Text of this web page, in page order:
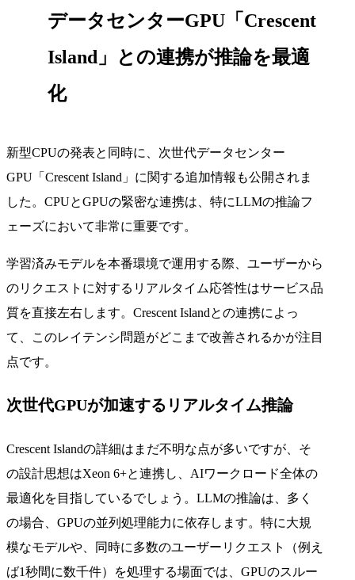
データセンターGPU「Crescent
Island」との連携が推論を最適
化
新型CPUの発表と同時に、次世代データセンター
GPU「Crescent Island」に関する追加情報も公開されま
した。CPUとGPUの緊密な連携は、特にLLMの推論フ
ェーズにおいて非常に重要です。
学習済みモデルを本番環境で運用する際、ユーザーから
のリクエストに対するリアルタイム応答性はサービス品
質を直接左右します。Crescent Islandとの連携によっ
て、このレイテンシ問題がどこまで改善されるかが注目
点です。
次世代GPUが加速するリアルタイム推論
Crescent Islandの詳細はまだ不明な点が多いですが、そ
の設計思想はXeon 6+と連携し、AIワークロード全体の
最適化を目指しているでしょう。LLMの推論は、多く
の場合、GPUの並列処理能力に依存します。特に大規
模なモデルや、同時に多数のユーザーリクエスト（例え
ば1秒間に数千件）を処理する場面では、GPUのスルー